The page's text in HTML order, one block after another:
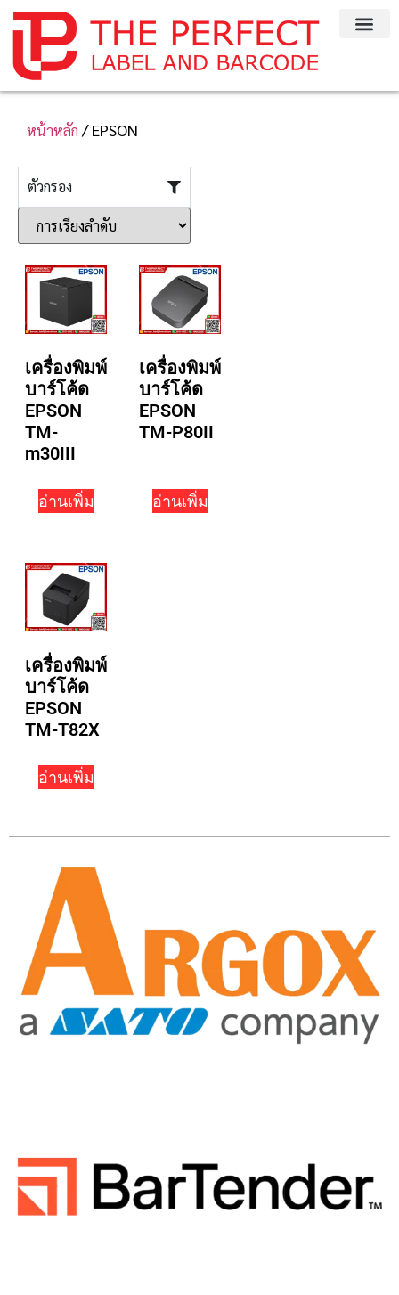
หน้าหลัก / EPSON
ตัวกรอง
เครื่องพิมพ์
บาร์โค้ด
EPSON
TM-
m30III
อ่านเพิ่ม
เครื่องพิมพ์
บาร์โค้ด
EPSON
TM-P80II
อ่านเพิ่ม
เครื่องพิมพ์
บาร์โค้ด
EPSON
TM-T82X
อ่านเพิ่ม